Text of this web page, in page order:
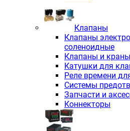
Клапаны
Клапаны
соленоидные
Клапаны и
Катушки для
Реле времени
Системы
Запчасти и
Коннекторы